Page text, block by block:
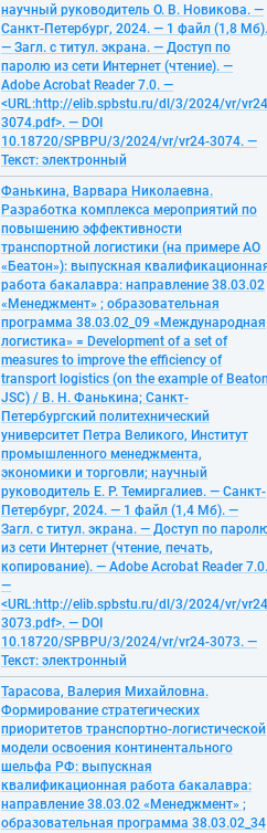
научный руководитель О. В. Новикова. —
Санкт-Петербург, 2024. — 1 файл (1,8 Мб).
— Загл. с титул. экрана. — Доступ по
паролю из сети Интернет (чтение). —
Adobe Acrobat Reader 7.0. —
<URL:http://elib.spbstu.ru/dl/3/2024/vr/
3074.pdf>. — DOI
10.18720/SPBPU/3/2024/vr/vr24-3074. —
Текст: электронный
Фанькина, Варвара Николаевна.
Разработка комплекса мероприятий по
повышению эффективности
транспортной логистики (на примере АО
«Беатон»): выпускная
работа бакалавра: направление 38.03.02
«Менеджмент» ; образовательная
программа 38.03.02_09 «Международная
логистика» = Development of a set of
measures to improve the efficiency of
transport logistics (on the example of
JSC) / В. Н. Фанькина; Санкт-
Петербургский политехнический
университет Петра Великого, Институт
промышленного менеджмента,
экономики и торговли; научный
руководитель Е. Р. Темиргалиев. — Санкт-
Петербург, 2024. — 1 файл (1,4 Мб). —
Загл. с титул. экрана. — Доступ по
из сети Интернет (чтение, печать,
копирование). — Adobe Acrobat Reader 7.0.
—
<URL:http://elib.spbstu.ru/dl/3/2024/vr/
3073.pdf>. — DOI
10.18720/SPBPU/3/2024/vr/vr24-3073. —
Текст: электронный
Тарасова, Валерия Михайловна.
Формирование стратегических
приоритетов транспортно-логистической
модели освоения континентального
шельфа РФ: выпускная
квалификационная работа бакалавра:
направление 38.03.02 «Менеджмент» ;
образовательная программа 38.03.02_34